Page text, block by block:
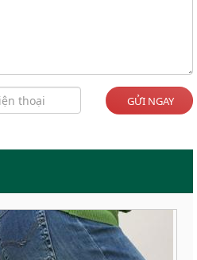
GỬI NGAY